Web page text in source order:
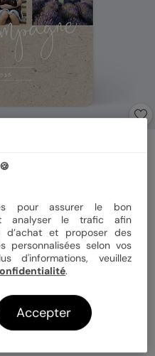
12x17 cm
Satiné pelliculé
1 carte
pour assurer le bon
analyser le trafic afin
d’achat et proposer des
personnalisées selon vos
d'informations, veuillez
.
Accepter